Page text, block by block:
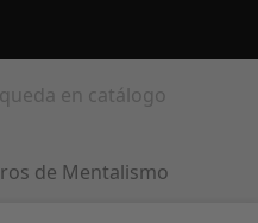
de Mentalismo